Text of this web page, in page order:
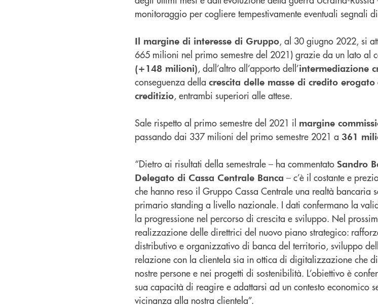
monitoraggio per cogliere tempestivamente eventuali segnali
Il margine di interesse di Gruppo, al 30 giugno 2022, si
665 milioni nel primo semestre del 2021) grazie da un lato al
(+148 milioni), dall’altro all’apporto dell’intermediazione
conseguenza della crescita delle masse di credito erogato
creditizio, entrambi superiori alle attese.
Sale rispetto al primo semestre del 2021 il margine
passando dai 337 milioni del primo semestre 2021 a 361
“Dietro ai risultati della semestrale – ha commentato Sandro
Delegato di Cassa Centrale Banca – c’è il costante e
che hanno reso il Gruppo Cassa Centrale una realtà bancaria
primario standing a livello nazionale. I dati confermano la
la progressione nel percorso di crescita e sviluppo. Nel
realizzazione delle direttrici del nuovo piano strategico:
distributivo e organizzativo di banca del territorio, sviluppo
relazione con la clientela sia in ottica di digitalizzazione che
nostre persone e nei progetti di sostenibilità. L’obiettivo è
sua capacità di reagire e adattarsi ad un contesto economico
vicinanza alla nostra clientela”.